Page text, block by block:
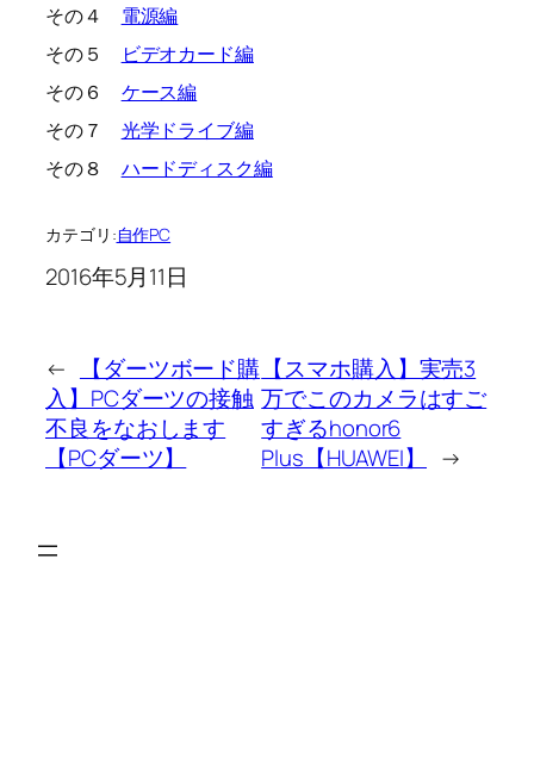
その４ 電源編
その５
ビデオカード編
その６ ケース編
その７ 光学ドライブ編
その８ ハードディスク編
カテゴリ:自作PC
2016年5月11日
←
【ダーツボード購
入】PCダーツの接触
不良をなおします
【PCダーツ】
【スマホ購入】実売3
万でこのカメラはすご
すぎるhonor6
Plus【HUAWEI】
→